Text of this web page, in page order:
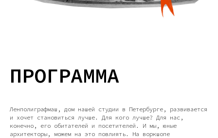
ПРОГРАММА
Ленполиграфмаш, дом нашей студии в Петербурге, развивается
и хочет становиться лучше. Для кого лучше? Для нас,
конечно, его обитателей и посетителей. И мы, юные
архитекторы, можем на это повлиять. На воркшопе